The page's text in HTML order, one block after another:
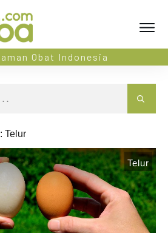
Obat Indonesia
Telur
Telur